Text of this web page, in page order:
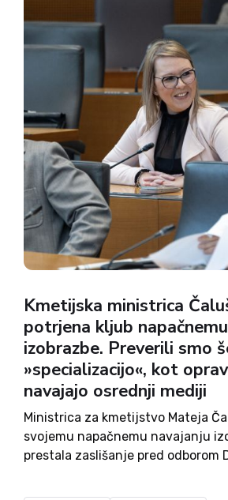
Kmetijska ministrica
potrjena kljub
izobrazbe. Preverili smo
»specializacijo«, kot
navajajo osrednji mediji
Ministrica za kmetijstvo Mateja
svojemu napačnemu navajanju
prestala zaslišanje pred odborom
poslancev kot nova ministrica za